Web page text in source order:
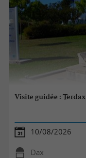
Visite guidée : Terdax
10/08/2026
Dax